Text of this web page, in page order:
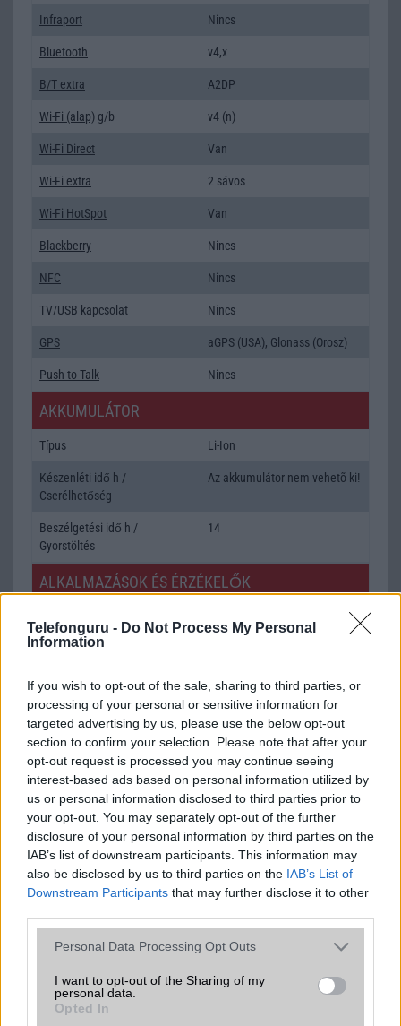
Telefonguru - Do Not Process My Personal
Information
If you wish to opt-out of the sale, sharing to third parties, or
processing of your personal or sensitive information for
targeted advertising by us, please use the below opt-out
section to confirm your selection. Please note that after your
opt-out request is processed you may continue seeing
interest-based ads based on personal information utilized by
us or personal information disclosed to third parties prior to
your opt-out. You may separately opt-out of the further
disclosure of your personal information by third parties on the
IAB’s list of downstream participants. This information may
also be disclosed by us to third parties on the IAB’s List of
Downstream Participants that may further disclose it to other
Please note that this website/app uses one or more Google
not limited to your visit or usage behaviour. You may click to
grant or deny consent to Google and its third-party tags to
use your data for below specified purposes in below Google
Personal Data Processing Opt Outs
I want to opt-out of the Sharing of my
personal data.
Opted In
Infraport Nincs
Bluetooth v4,x
B/T extra A2DP
Wi-Fi (alap) g/b v4 (n)
Wi-Fi Direct Van
Wi-Fi extra 2 sávos
Wi-Fi HotSpot Van
Blackberry Nincs
NFC Nincs
TV/USB kapcsolat Nincs
GPS aGPS (USA), Glonass (Orosz)
Push to Talk Nincs
AKKUMULÁTOR
Típus Li-Ion
Készenléti idő h /
Cserélhetőség
Az akkumulátor nem vehetõ ki!
Beszélgetési idő h /
Gyorstöltés
14
ALKALMAZÁSOK ÉS ÉRZÉKELŐK
Flash/Ujjlenyomat olvasó
SNS integráció alap szolgáltatás
Organizer alap szolgáltatás
T9 szótár alkalmazás független szótár
Office alkalmazások
DV = Document viewer (Word,
Excel, PowerPoint, PDF)
Iránytũ Nincs
Extrák ANT+ support
EGYÉB
Vibra jelzés Van
SIM-ek száma